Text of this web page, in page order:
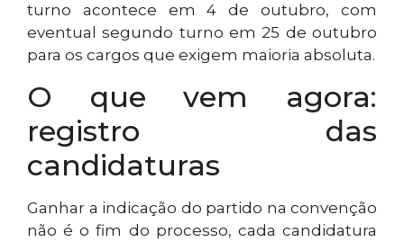
turno acontece em 4 de outubro, com
eventual segundo turno em 25 de outubro
para os cargos que exigem maioria absoluta.
O que vem agora:
registro das
candidaturas
Ganhar a indicação do partido na convenção
não é o fim do processo, cada candidatura